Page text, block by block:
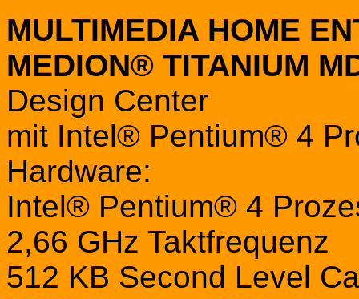
MULTIMEDIA HOME
MEDION® TITANIUM
Design Center
mit Intel® Pentium® 4
Hardware:
Intel® Pentium® 4
2,66 GHz Taktfrequenz
512 KB Second Level